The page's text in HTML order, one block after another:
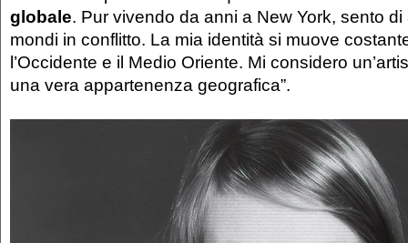
globale. Pur vivendo da anni a New York, sento
mondi in conflitto. La mia identità si muove
l’Occidente e il Medio Oriente. Mi considero
una vera appartenenza geografica”.